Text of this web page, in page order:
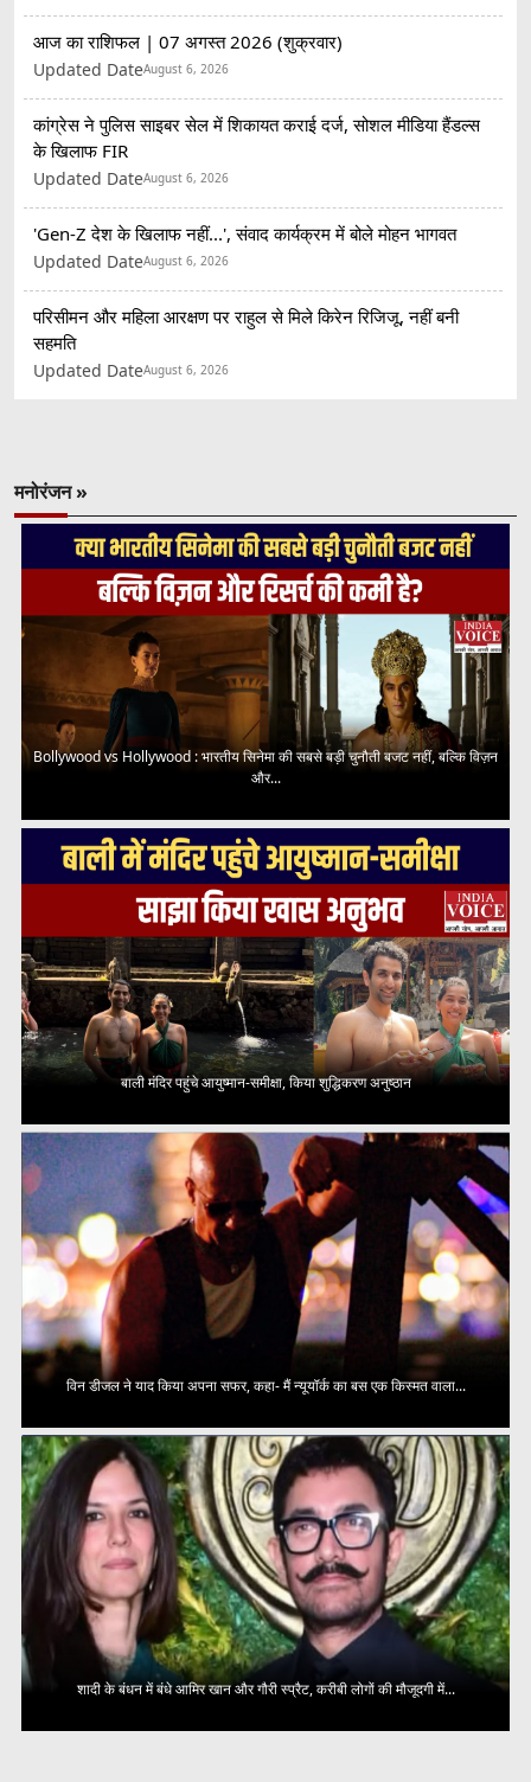
आज का राशिफल | 07 अगस्त 2026 (शुक्रवार)
Updated DateAugust 6, 2026
कांग्रेस ने पुलिस साइबर सेल में शिकायत कराई दर्ज, सोशल मीडिया हैंडल्स
के खिलाफ FIR
Updated DateAugust 6, 2026
'Gen-Z देश के खिलाफ नहीं...', संवाद कार्यक्रम में बोले मोहन भागवत
Updated DateAugust 6, 2026
परिसीमन और महिला आरक्षण पर राहुल से मिले किरेन रिजिजू, नहीं बनी
सहमति
Updated DateAugust 6, 2026
मनोरंजन »
Bollywood vs Hollywood : भारतीय सिनेमा की सबसे बड़ी चुनौती बजट नहीं, बल्कि विज़न
और...
बाली मंदिर पहुंचे आयुष्मान-समीक्षा, किया शुद्धिकरण अनुष्ठान
विन डीजल ने याद किया अपना सफर, कहा- मैं न्यूयॉर्क का बस एक किस्मत वाला...
शादी के बंधन में बंधे आमिर खान और गौरी स्प्रैट, करीबी लोगों की मौजूदगी में...